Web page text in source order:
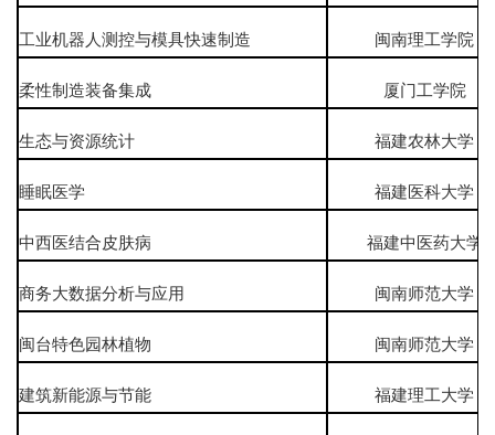
工业机器人测控与模具快速制造 闽南理工学院
柔性制造装备集成 厦门工学院
生态与资源统计 福建农林大学
睡眠医学 福建医科大学
中西医结合皮肤病 福建中医药大学
商务大数据分析与应用 闽南师范大学
闽台特色园林植物 闽南师范大学
建筑新能源与节能 福建理工大学